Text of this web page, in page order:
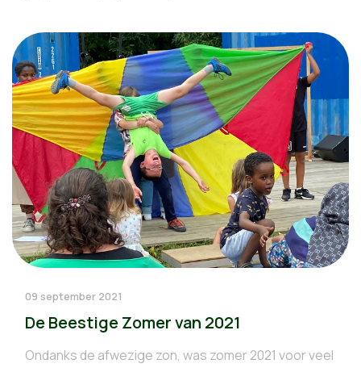
09 september 2021
De Beestige Zomer van 2021
Ondanks de afwezige zon, was zomer 2021 voor veel